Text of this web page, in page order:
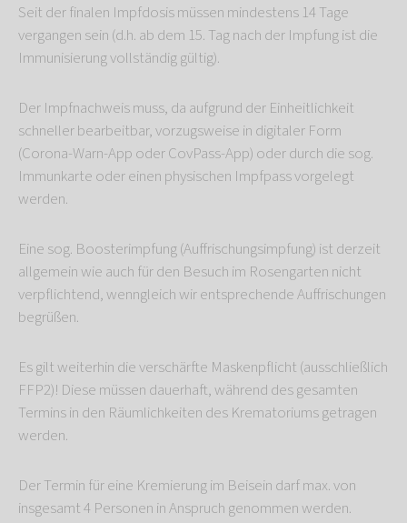
Seit der finalen Impfdosis müssen mindestens 14 Tage
vergangen sein (d.h. ab dem 15. Tag nach der Impfung ist die
Immunisierung vollständig gültig).
Der Impfnachweis muss, da aufgrund der Einheitlichkeit
schneller bearbeitbar, vorzugsweise in digitaler Form
(Corona-Warn-App oder CovPass-App) oder durch die sog.
Immunkarte oder einen physischen Impfpass vorgelegt
werden.
Eine sog. Boosterimpfung (Auffrischungsimpfung) ist derzeit
allgemein wie auch für den Besuch im Rosengarten nicht
verpflichtend, wenngleich wir entsprechende Auffrischungen
begrüßen.
Es gilt weiterhin die verschärfte Maskenpflicht (ausschließlich
FFP2)! Diese müssen dauerhaft, während des gesamten
Termins in den Räumlichkeiten des Krematoriums getragen
werden.
Der Termin für eine Kremierung im Beisein darf max. von
insgesamt 4 Personen in Anspruch genommen werden.